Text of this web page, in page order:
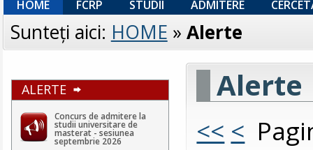
HOME FCRP STUDII ADMITERE
Sunteţi aici: HOME » Alerte
ALERTE
Concurs de admitere la
studii universitare de
masterat - sesiunea
septembrie 2026
Alerte
<< <